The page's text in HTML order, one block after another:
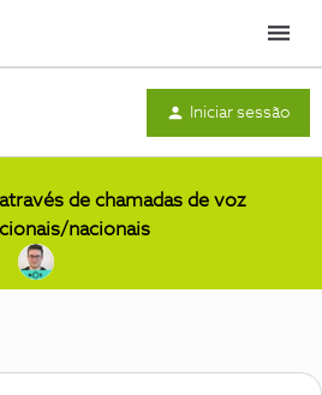
Menu
Iniciar sessão
de chamadas de voz
nacionais